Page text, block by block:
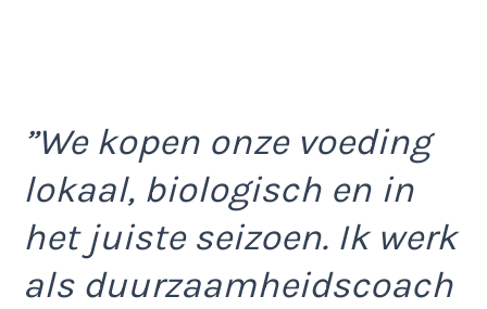
”We kopen onze voeding
lokaal, biologisch en in
het juiste seizoen. Ik werk
als duurzaamheidscoach